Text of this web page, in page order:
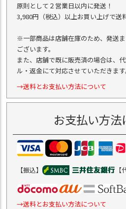
原則として２営業日以内に発送！
3,980円（税込）以上お買い上げで送
※一部商品は店舗在庫のため、発送
ございます。
また、店舗で既に販売済の場合は、
ル・返金にて対応させていただきます
→送料とお支払い方法について
お支払い方法
【振込】
→送料とお支払い方法について